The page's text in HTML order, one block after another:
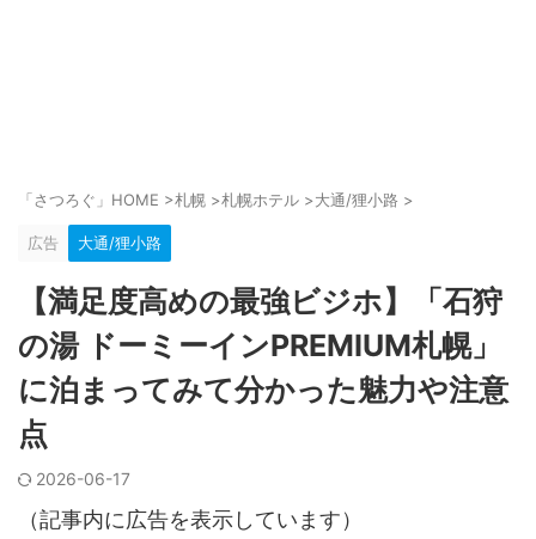
「さつろぐ」HOME >札幌 >札幌ホテル >大通/狸小路 >
広告 大通/狸小路
【満足度高めの最強ビジホ】「石狩
の湯 ドーミーインPREMIUM札幌」
に泊まってみて分かった魅力や注意
点
2026-06-17
（記事内に広告を表示しています）